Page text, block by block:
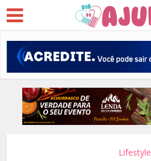
Lifestyle